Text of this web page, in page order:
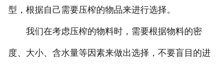
型，根据自己需要压榨的物品来进行选择。
我们在考虑压榨的物料时，需要根据物料的密
度、大小、含水量等因素来做出选择，不要盲目的进